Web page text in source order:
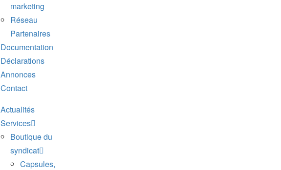
marketing
Réseau
Partenaires
Documentation
Déclarations
Annonces
Contact
Actualités
Services
Boutique du
syndicat
Capsules,